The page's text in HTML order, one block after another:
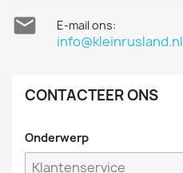
 E-mail ons:
info@kleinrusland.nl
CONTACTEER ONS
Onderwerp